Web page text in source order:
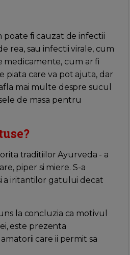
poate fi cauzat de infectii
rea, sau infectii virale, cum
medicamente, cum ar fi
piata care va pot ajuta, dar
mai multe despre sucul
de masa pentru
traditiilor Ayurveda - a
piper si miere. S-a
a iritantilor gatului decat
la concluzia ca motivul
este prezenta
care ii permit sa